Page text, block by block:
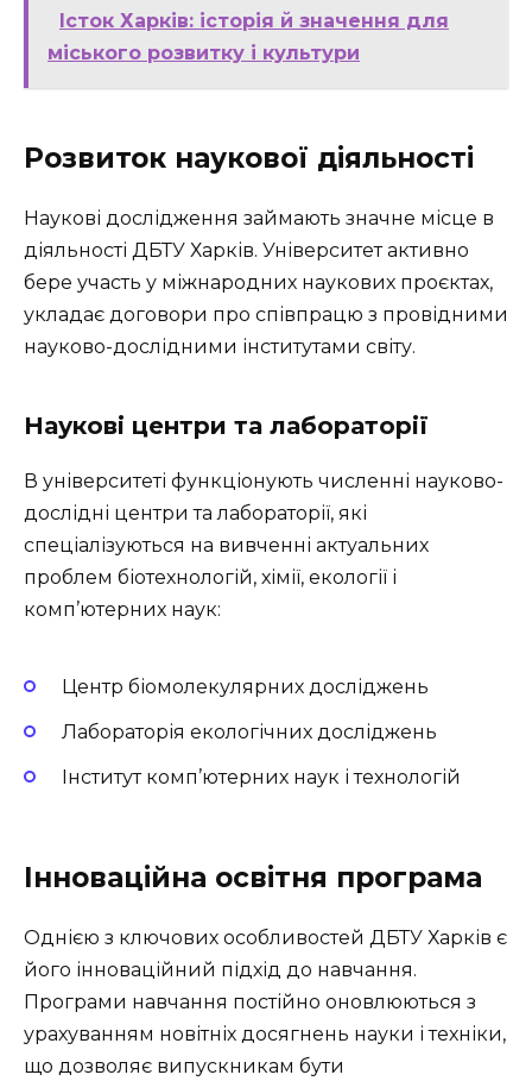
Істок Харків: історія й значення для
міського розвитку і культури
Розвиток наукової діяльності
Наукові дослідження займають значне місце в
діяльності ДБТУ Харків. Університет активно
бере участь у міжнародних наукових проєктах,
укладає договори про співпрацю з провідними
науково-дослідними інститутами світу.
Наукові центри та лабораторії
В університеті функціонують численні науково-
дослідні центри та лабораторії, які
спеціалізуються на вивченні актуальних
проблем біотехнологій, хімії, екології і
комп’ютерних наук:
Центр біомолекулярних досліджень
Лабораторія екологічних досліджень
Інститут комп’ютерних наук і технологій
Інноваційна освітня програма
Однією з ключових особливостей ДБТУ Харків є
його інноваційний підхід до навчання.
Програми навчання постійно оновлюються з
урахуванням новітніх досягнень науки і техніки,
що дозволяє випускникам бути